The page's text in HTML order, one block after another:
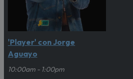
'Player' con Jorge
Aguayo
10:00am - 1:00pm